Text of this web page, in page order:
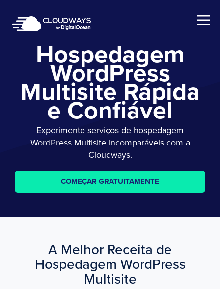
Open Nav
Hospedagem
WordPress
Multisite Rápida
e Confiável
Experimente serviços de hospedagem
WordPress Multisite incomparáveis com a
Cloudways.
COMEÇAR GRATUITAMENTE
A Melhor Receita de
Hospedagem WordPress
Multisite